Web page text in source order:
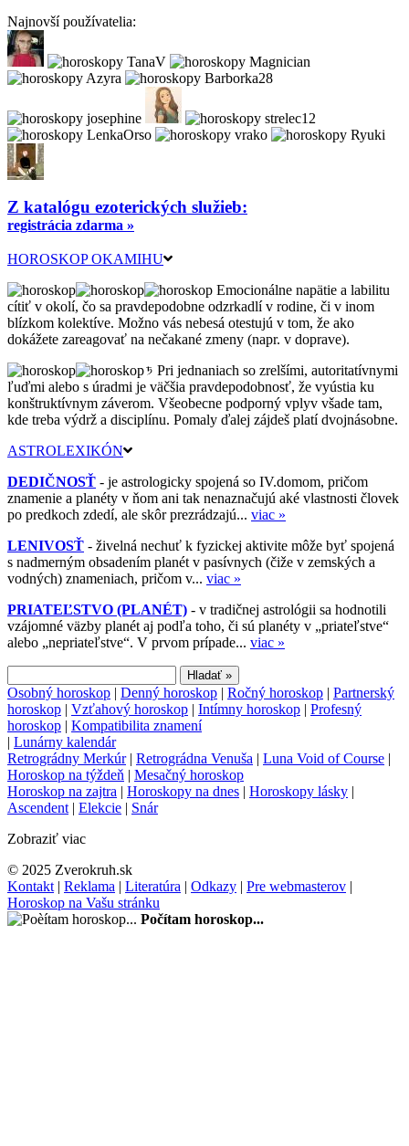
Najnovší používatelia:
Z katalógu ezoterických služieb:
registrácia zdarma »
HOROSKOP OKAMIHU
Emocionálne napätie a labilitu
cítiť v okolí, čo sa pravdepodobne odzrkadlí v rodine, či v inom
blízkom kolektíve. Možno vás nebesá otestujú v tom, že ako
dokážete zareagovať na nečakané zmeny (napr. v doprave).
Pri jednaniach so zrelšími, autoritatívnymi
ľuďmi alebo s úradmi je väčšia pravdepodobnosť, že vyústia ku
konštruktívnym záverom. Všeobecne podporný vplyv všade tam,
kde treba výdrž a disciplínu. Pomaly ďalej zájdeš platí dvojnásobne.
ASTROLEXIKÓN
DEDIČNOSŤ - je astrologicky spojená so IV.domom, pričom
znamenie a planéty v ňom ani tak nenaznačujú aké vlastnosti človek
po predkoch zdedí, ale skôr prezrádzajú... viac »
LENIVOSŤ - živelná nechuť k fyzickej aktivite môže byť spojená
s nadmerným obsadením planét v pasívnych (čiže v zemských a
vodných) znameniach, pričom v... viac »
PRIATEĽSTVO (PLANÉT) - v tradičnej astrológii sa hodnotili
vzájomné väzby planét aj podľa toho, či sú planéty v „priateľstve“
alebo „nepriateľstve“. V prvom prípade... viac »
Osobný horoskop | Denný horoskop | Ročný horoskop | Partnerský
horoskop | Vzťahový horoskop | Intímny horoskop | Profesný
horoskop | Kompatibilita znamení
| Lunárny kalendár
Retrográdny Merkúr| Retrográdna Venuša | Luna Void of Course |
Horoskop na týždeň | Mesačný horoskop
Horoskop na zajtra | Horoskopy na dnes | Horoskopy lásky |
Ascendent | Elekcie | Snár
Zobraziť viac
© 2025 Zverokruh.sk
Kontakt | Reklama | Literatúra | Odkazy | Pre webmasterov |
Horoskop na Vašu stránku
Počítam horoskop...